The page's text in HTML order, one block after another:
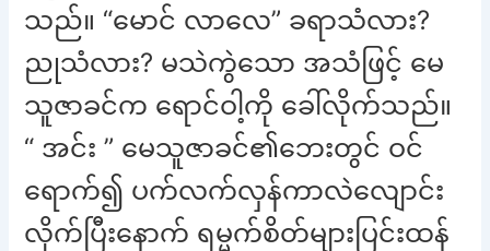
သည်။ “မောင် လာလေ” ခရာသံလား?
ညုသံလား? မသဲကွဲသော အသံဖြင့် မေ
သူဇာခင်က ရောင်ဝါ့ကို ခေါ်လိုက်သည်။
“ အင်း ” မေသူဇာခင်၏ဘေးတွင် ဝင်
ရောက်၍ ပက်လက်လှန်ကာလဲလျောင်း
လိုက်ပြီးနောက် ရမ္မက်စိတ်များပြင်းထန်